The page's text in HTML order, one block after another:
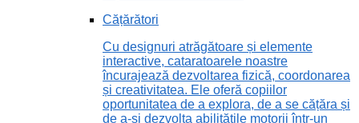
Cățărători
Cu designuri atrăgătoare și elemente
interactive, cataratoarele noastre
încurajează dezvoltarea fizică, coordonarea
și creativitatea. Ele oferă copiilor
oportunitatea de a explora, de a se cățăra și
de a-și dezvolta abilitățile motorii într-un